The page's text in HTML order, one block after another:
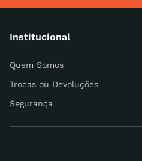
Escreva uma avaliação
Institucional
Quem Somos
Trocas ou Devoluções
Segurança